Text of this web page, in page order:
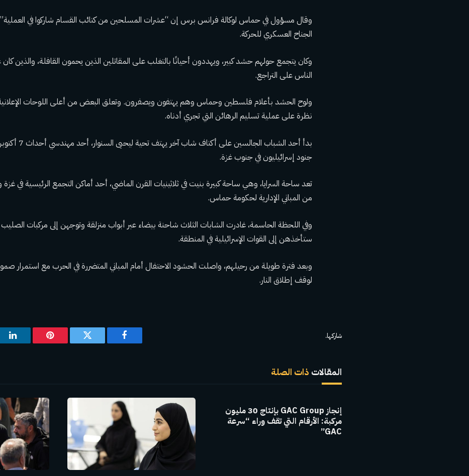
وقال مسؤول في حماس لوكالة فرانس برس إن “عشرات المسلحين من كتائب القسام شاركوا في العملية”
الجناح العسكري للحركة.
وكان يتجمع حولهم حشد كبير، ويهددون أحيانًا بالتغلب على المقاتلين الذين يحمون القافلة، والذين كان
الناس على التراجع.
ولوح الحشد بأعلام فلسطين وحماس وهم يهتفون ويصفرون. وتعلق البعض من أعلى اللوحات الإعلانية
نظرة على عملية تسليم الرهائن التي تجري أدناه.
بدأ أحد الشباب الجالسين على
جنود إسرائيليون في جنوب غزة.
تعد ساحة السرايا، وهي ساحة كبيرة بنيت في ثلاثينيات القرن الماضي، أحد أماكن التجمع الرئيسية في غزة
من المباني الإدارية لحكومة حماس.
وفي اللحظة الحاسمة، غادرت الشابات الثلاث شاحنة بيضاء عبر أبواب منزلقة وتوجهن إلى مركبات الصليب
ستأخذهن إلى القوات الإسرائيلية في المنطقة.
وبعد فترة طويلة من رحيلهم، واصلت الحشود الاحتفال أمام المباني المتضررة في الحرب مع استمرار
لوقف إطلاق النار.
شاركها.
فيسبوك تويتر بينتيريست
المقالات ذات الصلة
إنجاز GAC Group بإنتاج 30 مليون
مركبة: الأرقام التي تقف وراء “سرعة
GAC”